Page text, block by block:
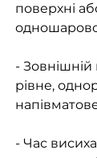
поверхні
- Зовнішній
рівне,
- Час